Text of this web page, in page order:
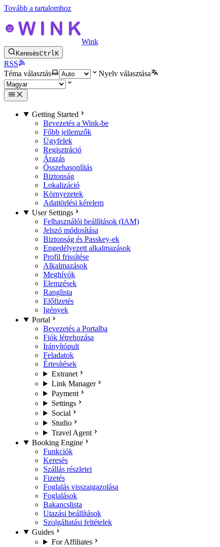
Tovább a tartalomhoz
Wink
KeresésCtrlK
RSS
Téma választás
Nyelv választása
Getting Started
Bevezetés a Wink-be
Főbb jellemzők
Ügyfelek
Regisztráció
Árazás
Összehasonlítás
Biztonság
Lokalizáció
Környezetek
Adattörlési kérelem
User Settings
Felhasználói beállítások (IAM)
Jelszó módosítása
Biztonság és Passkey-ek
Engedélyezett alkalmazások
Profil frissítése
Alkalmazások
Meghívók
Elemzések
Ranglista
Előfizetés
Igények
Portal
Bevezetés a Portalba
Fiók létrehozása
Irányítópult
Feladatok
Értesítések
Extranet
Link Manager
Payment
Settings
Social
Studio
Travel Agent
Booking Engine
Funkciók
Keresés
Szállás részletei
Fizetés
Foglalás visszaigazolása
Foglalások
Bakancslista
Utazási beállítások
Szolgáltatási feltételek
Guides
For Affiliates